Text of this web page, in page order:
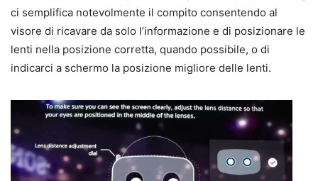
ci semplifica notevolmente il compito consentendo al
visore di ricavare da solo l’informazione e di posizionare le
lenti nella posizione corretta, quando possibile, o di
indicarci a schermo la posizione migliore delle lenti.